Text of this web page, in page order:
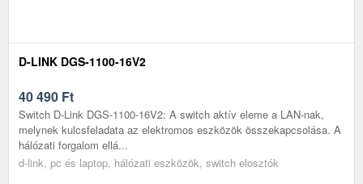
D-LINK DGS-1100-16V2
40 490 Ft
Switch D-Link DGS-1100-16V2: A switch aktív eleme a LAN-nak,
melynek kulcsfeladata az elektromos eszközök összekapcsolása. A
hálózati forgalom ellá...
d-link, pc és laptop, hálózati eszközök, switch elosztók